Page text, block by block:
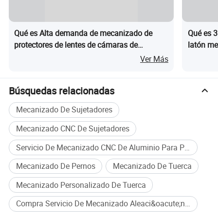
Qué es Alta demanda de mecanizado de
protectores de lentes de cámaras de
Ver Más
Qué es
latón
Búsquedas relacionadas
Mecanizado De Sujetadores
Mecanizado CNC De Sujetadores
Servicio De Mecanizado CNC De Aluminio Para Producción En Masa
Mecanizado De Pernos
Mecanizado De Tuerca
Mecanizado Personalizado De Tuerca
Compra Servicio De Mecanizado Aleaci&oacute;n De Aluminio Mecanizado OEM al por mayor